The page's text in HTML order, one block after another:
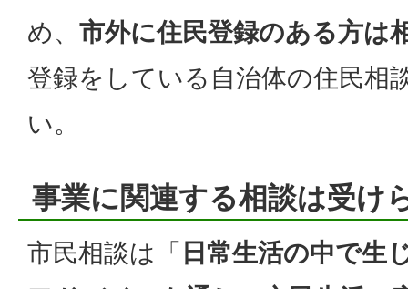
め、 市外に住民登録のある方は
登録をしている自治体の住民相
い。
事業に関連する相談は受け
市民相談は「 日常生活の中で生